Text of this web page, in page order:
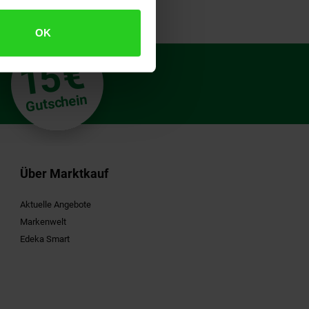
OK
15€
Gutschein
Über Marktkauf
Aktuelle Angebote
Markenwelt
Edeka Smart